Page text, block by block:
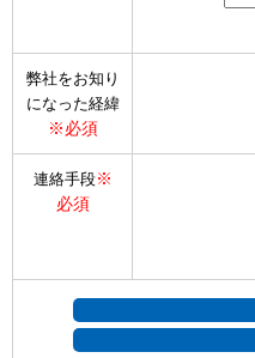
弊社をお知り
になった経緯
※必須
連絡手段※
必須